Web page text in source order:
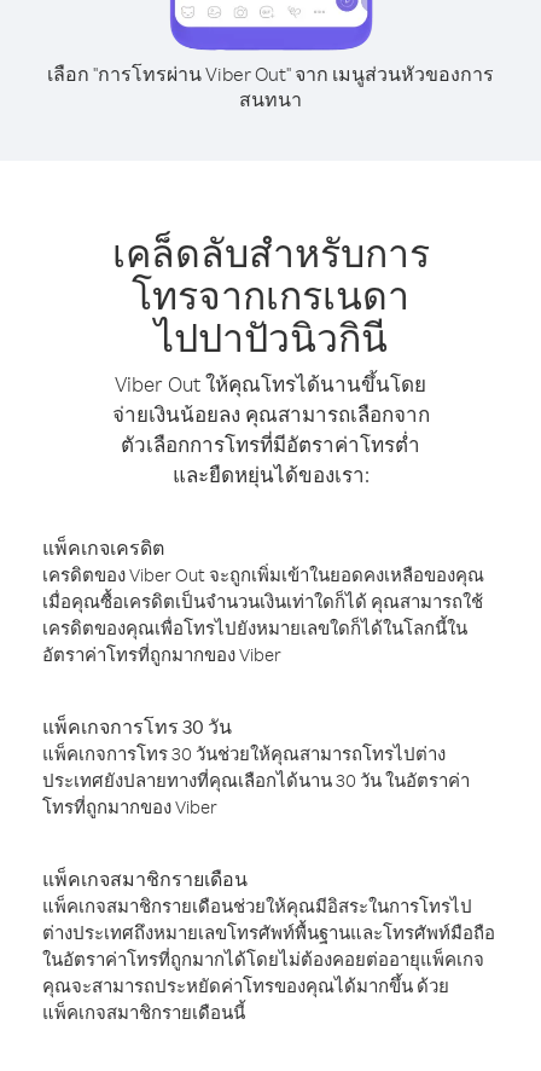
เลือก "การโทรผ่าน Viber Out" จาก เมนูส่วนหัวของการ
สนทนา
เคล็ดลับสำหรับการ
โทรจากเกรเนดา
ไปปาปัวนิวกินี
Viber Out ให้คุณโทรได้นานขึ้นโดย
จ่ายเงินน้อยลง คุณสามารถเลือกจาก
ตัวเลือกการโทรที่มีอัตราค่าโทรต่ำ
และยืดหยุ่นได้ของเรา:
แพ็คเกจเครดิต
เครดิตของ Viber Out จะถูกเพิ่มเข้าในยอดคงเหลือของคุณ
เมื่อคุณซื้อเครดิตเป็นจำนวนเงินเท่าใดก็ได้ คุณสามารถใช้
เครดิตของคุณเพื่อโทรไปยังหมายเลขใดก็ได้ในโลกนี้ใน
อัตราค่าโทรที่ถูกมากของ Viber
แพ็คเกจการโทร 30 วัน
แพ็คเกจการโทร 30 วันช่วยให้คุณสามารถโทรไปต่าง
ประเทศยังปลายทางที่คุณเลือกได้นาน 30 วัน ในอัตราค่า
โทรที่ถูกมากของ Viber
แพ็คเกจสมาชิกรายเดือน
แพ็คเกจสมาชิกรายเดือนช่วยให้คุณมีอิสระในการโทรไป
ต่างประเทศถึงหมายเลขโทรศัพท์พื้นฐานและโทรศัพท์มือถือ
ในอัตราค่าโทรที่ถูกมากได้โดยไม่ต้องคอยต่ออายุแพ็คเกจ
คุณจะสามารถประหยัดค่าโทรของคุณได้มากขึ้น ด้วย
แพ็คเกจสมาชิกรายเดือนนี้